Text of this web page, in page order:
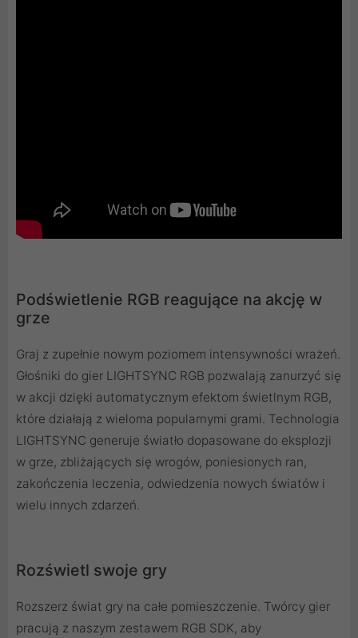
Podświetlenie RGB reagujące na akcję w
grze
Graj z zupełnie nowym poziomem intensywności wrażeń.
Głośniki do gier LIGHTSYNC RGB pozwalają zanurzyć się
w akcji dzięki automatycznym efektom świetlnym RGB,
które działają z wieloma popularnymi grami. Technologia
LIGHTSYNC generuje światło dopasowane do eksplozji
w grze, zbliżających się wrogów, poniesionych ran,
zakończenia leczenia, odwiedzenia nowych światów i
wielu innych zdarzeń.
Rozświetl swoje gry
Rozszerz świat gry na całe pomieszczenie. Twórcy gier
pracują z naszym zestawem RGB SDK, aby